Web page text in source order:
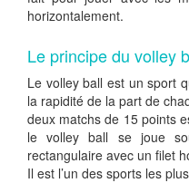
horizontalement.
Le principe du volley
Le volley ball est un sport
la rapidité de la part de
deux matchs de 15 points
le volley ball se joue
rectangulaire avec un filet
Il est l’un des sports les